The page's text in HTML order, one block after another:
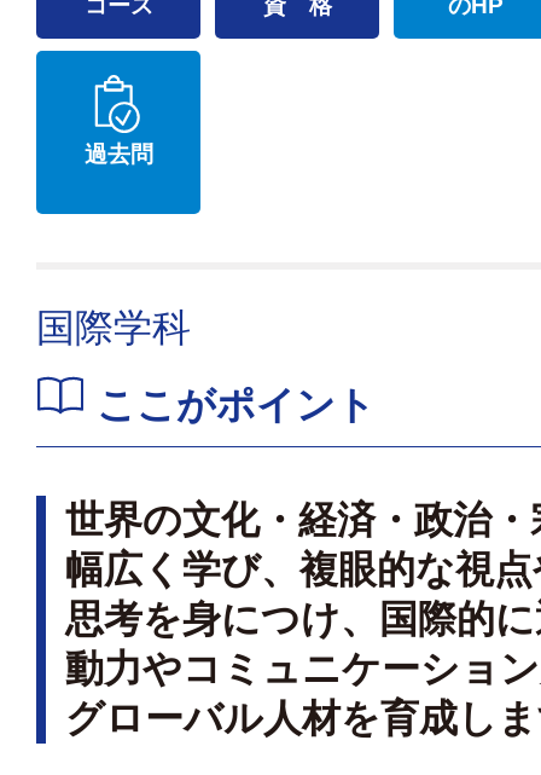
コース
資 格
のHP
過去問
国際学科
ここがポイント
世界の文化・経済・政治
幅広く学び、複眼的な視
思考を身につけ、国際的
動力やコミュニケーショ
グローバル人材を育成し